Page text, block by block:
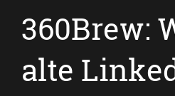
360Brew:
alte